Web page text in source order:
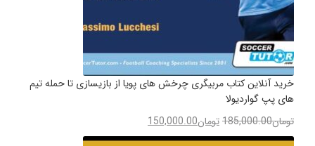
خرید آنلاین کتاب مربیگری چرخش های پویا از بازیسازی تا حمله تیم
های پپ گواردیولا
تومان185,000.00تومان150,000.00